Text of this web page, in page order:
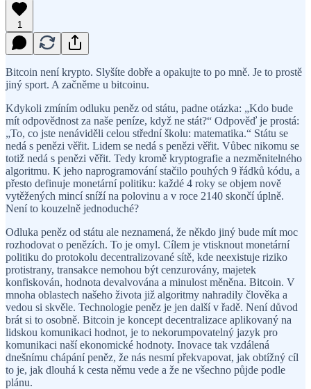
1
Bitcoin není krypto. Slyšíte dobře a opakujte to po mně. Je to prostě
jiný sport. A začněme u bitcoinu.
Kdykoli zmíním odluku peněz od státu, padne otázka: „Kdo bude
mít odpovědnost za naše peníze, když ne stát?“ Odpověď je prostá:
„To, co jste nenáviděli celou střední školu: matematika.“ Státu se
nedá s penězi věřit. Lidem se nedá s penězi věřit. Vůbec nikomu se
totiž nedá s penězi věřit. Tedy kromě kryptografie a nezměnitelného
algoritmu. K jeho naprogramování stačilo pouhých 9 řádků kódu, a
přesto definuje monetární politiku: každé 4 roky se objem nově
vytěžených mincí sníží na polovinu a v roce 2140 skončí úplně.
Není to kouzelně jednoduché?
Odluka peněz od státu ale neznamená, že někdo jiný bude mít moc
rozhodovat o penězích. To je omyl. Cílem je vtisknout monetární
politiku do protokolu decentralizované sítě, kde neexistuje riziko
protistrany, transakce nemohou být cenzurovány, majetek
konfiskován, hodnota devalvována a minulost měněna. Bitcoin. V
mnoha oblastech našeho života již algoritmy nahradily člověka a
vedou si skvěle. Technologie peněz je jen další v řadě. Není důvod
brát si to osobně. Bitcoin je koncept decentralizace aplikovaný na
lidskou komunikaci hodnot, je to nekorumpovatelný jazyk pro
komunikaci naší ekonomické hodnoty. Inovace tak vzdálená
dnešnímu chápání peněz, že nás nesmí překvapovat, jak obtížný cíl
to je, jak dlouhá k cesta němu vede a že ne všechno půjde podle
plánu.